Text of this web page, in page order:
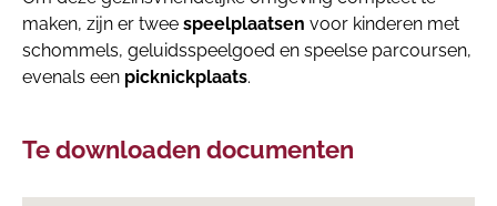
maken, zijn er twee speelplaatsen voor kinderen met
schommels, geluidsspeelgoed en speelse parcoursen,
evenals een picknickplaats.
Te downloaden documenten